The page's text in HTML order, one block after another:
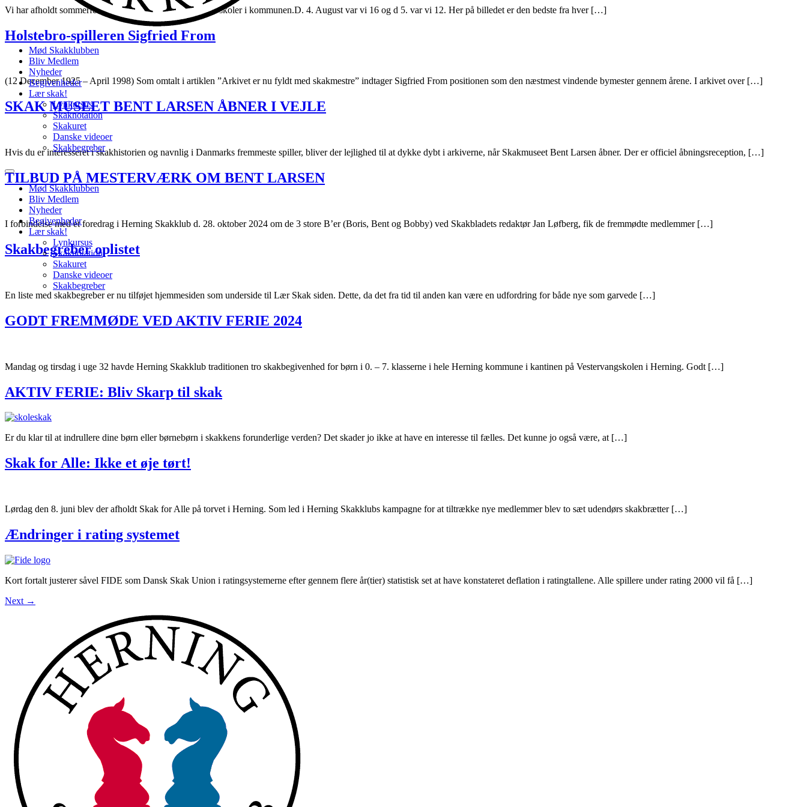
Mød Skakklubben
Bliv Medlem
Nyheder
Begivenheder
Lær skak!
Lynkursus
Skaknotation
Skakuret
Danske videoer
Skakbegreber
Mød Skakklubben
Bliv Medlem
Nyheder
Begivenheder
Lær skak!
Lynkursus
Skaknotation
Skakuret
Danske videoer
Skakbegreber
Vi har afholdt sommerferieskak for elever fra forskellige skoler i kommunen.D. 4. August var vi 16 og d 5. var vi 12. Her på billedet er den bedste fra hver […]
Holstebro-spilleren Sigfried From
(12 December 1925 – April 1998) Som omtalt i artiklen ”Arkivet er nu fyldt med skakmestre” indtager Sigfried From positionen som den næstmest vindende bymester gennem årene. I arkivet over […]
SKAK MUSEET BENT LARSEN ÅBNER I VEJLE
Hvis du er interesseret i skakhistorien og navnlig i Danmarks fremmeste spiller, bliver der lejlighed til at dykke dybt i arkiverne, når Skakmuseet Bent Larsen åbner. Der er officiel åbningsreception, […]
TILBUD PÅ MESTERVÆRK OM BENT LARSEN
I forbindelse med et foredrag i Herning Skakklub d. 28. oktober 2024 om de 3 store B’er (Boris, Bent og Bobby) ved Skakbladets redaktør Jan Løfberg, fik de fremmødte medlemmer […]
Skakbegreber oplistet
En liste med skakbegreber er nu tilføjet hjemmesiden som underside til Lær Skak siden. Dette, da det fra tid til anden kan være en udfordring for både nye som garvede […]
GODT FREMMØDE VED AKTIV FERIE 2024
Mandag og tirsdag i uge 32 havde Herning Skakklub traditionen tro skakbegivenhed for børn i 0. – 7. klasserne i hele Herning kommune i kantinen på Vestervangskolen i Herning. Godt […]
AKTIV FERIE: Bliv Skarp til skak
Er du klar til at indrullere dine børn eller børnebørn i skakkens forunderlige verden? Det skader jo ikke at have en interesse til fælles. Det kunne jo også være, at […]
Skak for Alle: Ikke et øje tørt!
Lørdag den 8. juni blev der afholdt Skak for Alle på torvet i Herning. Som led i Herning Skakklubs kampagne for at tiltrække nye medlemmer blev to sæt udendørs skakbrætter […]
Ændringer i rating systemet
Kort fortalt justerer såvel FIDE som Dansk Skak Union i ratingsystemerne efter gennem flere år(tier) statistisk set at have konstateret deflation i ratingtallene. Alle spillere under rating 2000 vil få […]
Next →